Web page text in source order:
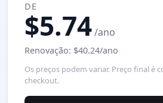
DE
$5.74/ano
Renovação: $40.24/ano
Os preços podem variar. Preço final é
checkout.